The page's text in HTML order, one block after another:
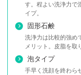
す。程よい洗浄力で
イプ。
固形石鹸
洗浄力は比較的強め
メリット。皮脂を取
泡タイプ
手早く洗顔を終わら